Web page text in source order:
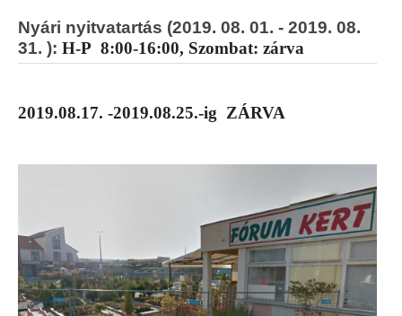
Nyári nyitvatartás (2019. 08. 01. - 2019. 08.
31. ): H-P 8:00-16:00, Szombat: zárva
2019.08.17. -2019.08.25.-ig ZÁRVA